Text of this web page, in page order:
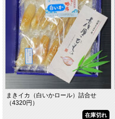
まきイカ（白いかロール）詰合せ
（4320円）
在庫切れ